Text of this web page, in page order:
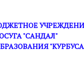
"САНДАЛ"